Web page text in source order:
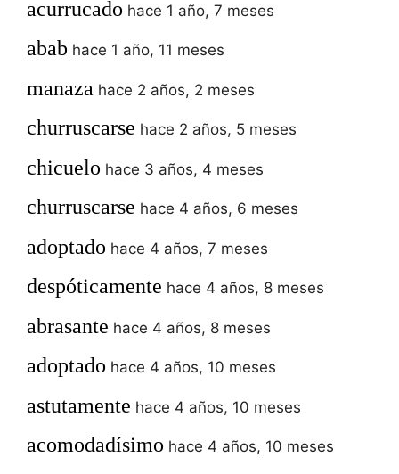
acurrucado hace 1 año, 7 meses
abab hace 1 año, 11 meses
manaza hace 2 años, 2 meses
churruscarse hace 2 años, 5 meses
chicuelo hace 3 años, 4 meses
churruscarse hace 4 años, 6 meses
adoptado hace 4 años, 7 meses
despóticamente hace 4 años, 8 meses
abrasante hace 4 años, 8 meses
adoptado hace 4 años, 10 meses
astutamente hace 4 años, 10 meses
acomodadísimo hace 4 años, 10 meses